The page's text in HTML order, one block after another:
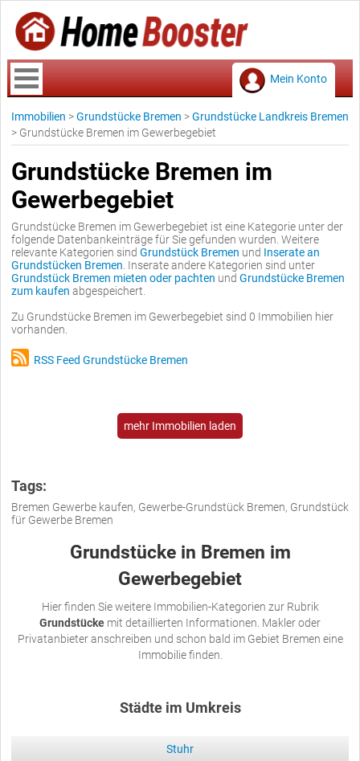
Mein Konto
Immobilien >Grundstücke Bremen >Grundstücke Landkreis Bremen
> Grundstücke Bremen im Gewerbegebiet
Grundstücke Bremen im
Gewerbegebiet
Grundstücke Bremen im Gewerbegebiet ist eine Kategorie unter der
folgende Datenbankeinträge für Sie gefunden wurden. Weitere
relevante Kategorien sind Grundstück Bremen und Inserate an
Grundstücken Bremen . Inserate andere Kategorien sind unter
Grundstück Bremen mieten oder pachten und Grundstücke Bremen
zum kaufen abgespeichert.
Zu Grundstücke Bremen im Gewerbegebiet sind 0 Immobilien hier
vorhanden.
RSS Feed Grundstücke Bremen
mehr Immobilien laden
Tags:
Bremen Gewerbe kaufen, Gewerbe-Grundstück Bremen, Grundstück
für Gewerbe Bremen
Grundstücke in Bremen im
Gewerbegebiet
Hier finden Sie weitere Immobilien-Kategorien zur Rubrik
Grundstücke mit detaillierten Informationen. Makler oder
Privatanbieter anschreiben und schon bald im Gebiet Bremen eine
Immobilie finden.
Städte im Umkreis
Stuhr